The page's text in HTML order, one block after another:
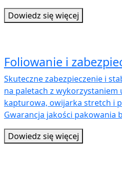
Dowiedz się więcej
Foliowanie i
Skuteczne zabezpieczenie i
na paletach z
kapturowa, owijarka stretch i
Gwarancja jakości pakowania
Dowiedz się więcej